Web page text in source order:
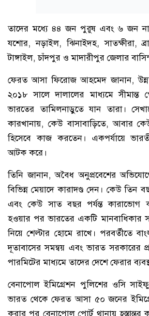
তাদের মধ্যে ৪৪ জন পুরুষ এবং ৬ জন
যশোর, নড়াইল, ঝিনাইদহ, সাতক্ষীরা,
টাঙ্গাইল, চাঁদপুর ও মাদারীপুর জেলার
ফেরত আসা ফিরোজ আহমেদ জানান,
২০১৮ সালে দালালের মাধ্যমে সীমান্ত
ভারতের তামিলনাড়ুতে যান তারা।
কারখানায়, কেউ বাসাবাড়িতে, আবার
হিসেবে কাজ করতেন। একপর্যায়ে
আটক করে।
তিনি জানান, অবৈধ অনুপ্রবেশের
বিভিন্ন মেয়াদে কারাদণ্ড দেন। কেউ তিন
এবং কেউ সাত বছর পর্যন্ত কারাভোগ
হওয়ার পর ভারতের একটি মানবাধিকার
নিয়ে শেল্টার হোমে রাখে। পরবর্তীতে
দূতাবাসের সমন্বয় এবং ভারত সরকারের
পারমিটের মাধ্যমে তাদের দেশে ফেরার
বেনাপোল ইমিগ্রেশন পুলিশের ওসি
ভারত থেকে ফেরত আসা ৫০ জনের
করার পর বেনাপোল পোর্ট থানায় হস্তান্তর